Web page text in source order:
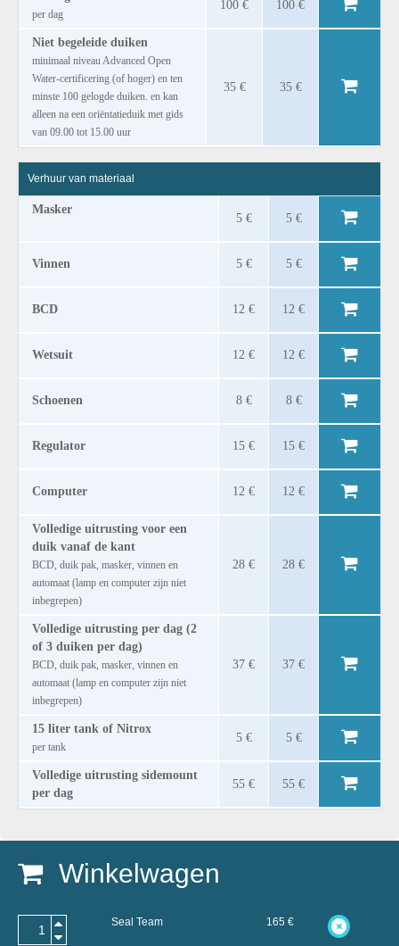
per dag
100 € 100 €
Niet begeleide duiken
minimaal niveau Advanced Open
Water-certificering (of hoger) en ten
minste 100 gelogde duiken. en kan
alleen na een oriëntatieduik met gids
van 09.00 tot 15.00 uur
35 € 35 €
Verhuur van materiaal
Masker
5 € 5 €
Vinnen 5 € 5 €
BCD 12 € 12 €
Wetsuit 12 € 12 €
Schoenen 8 € 8 €
Regulator 15 € 15 €
Computer 12 € 12 €
Volledige uitrusting voor een
duik vanaf de kant
BCD, duik pak, masker, vinnen en
automaat (lamp en computer zijn niet
inbegrepen)
28 € 28 €
Volledige uitrusting per dag (2
of 3 duiken per dag)
BCD, duik pak, masker, vinnen en
automaat (lamp en computer zijn niet
inbegrepen)
37 € 37 €
15 liter tank of Nitrox
per tank
5 € 5 €
Volledige uitrusting sidemount
per dag
55 € 55 €
Winkelwagen
Seal Team 165 €